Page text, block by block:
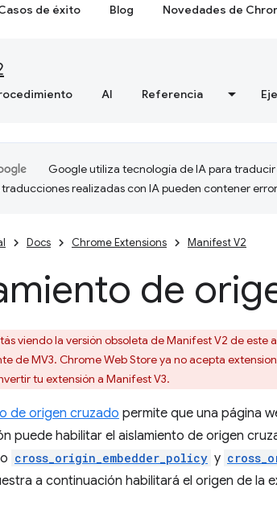
de éxito Blog Novedades de
AI Referencia
Google utiliza tecnología de IA para
realizadas con IA pueden contener
Docs Chrome Extensions Manifest V2
de
viendo la versión obsoleta de Manifest V2 de este
de MV3. Chrome Web Store ya no acepta
tu extensión a Manifest V3.
de origen cruzado permite que una página
puede habilitar el aislamiento de origen
cross_origin_embedder_policy y
a continuación habilitará el origen de la